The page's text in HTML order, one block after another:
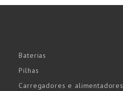
Baterias
Pilhas
Carregadores e alimentadores